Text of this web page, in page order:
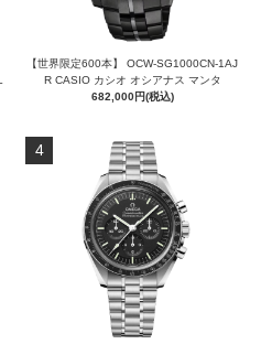
【世界限定600本】 OCW-SG1000CN-1AJ
R CASIO カシオ オシアナス マンタ
682,000円(税込)
4